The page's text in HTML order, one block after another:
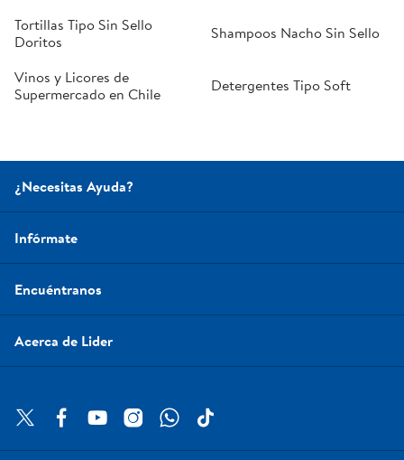
Tortillas Tipo Sin Sello
Doritos
Shampoos Nacho Sin Sello
Vinos y Licores de
Supermercado en Chile
Detergentes Tipo Soft
¿Necesitas Ayuda?
Infórmate
Encuéntranos
Acerca de Lider